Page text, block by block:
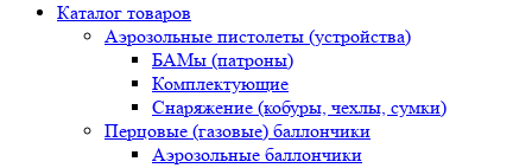
Каталог товаров
Аэрозольные пистолеты (устройства)
БАМы (патроны)
Комплектующие
Снаряжение (кобуры, чехлы, сумки)
Перцовые (газовые) баллончики
Аэрозольные баллончики